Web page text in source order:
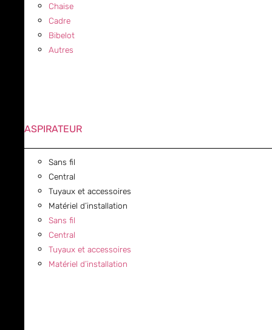
Chaise
Cadre
Bibelot
Autres
ASPIRATEUR
Sans fil
Central
Tuyaux et accessoires
Matériel d’installation
Sans fil
Central
Tuyaux et accessoires
Matériel d’installation